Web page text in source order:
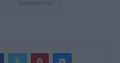
TERREMOTATI